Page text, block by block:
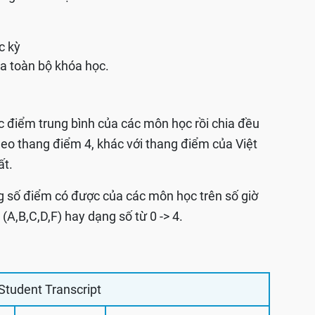
kỳ
toàn bộ khóa học.
trung bình của các môn học rồi chia đều
thang điểm 4, khác với thang điểm của Việt
điểm có được của các môn học trên số giờ
hay dạng số từ 0 -> 4.
Transcript